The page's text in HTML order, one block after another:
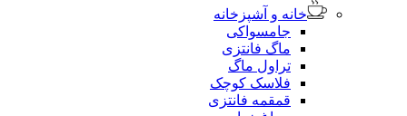
خانه و آشپزخانه
جامسواکی
ماگ فانتزی
تراول ماگ
فلاسک کوچک
قمقمه فانتزی